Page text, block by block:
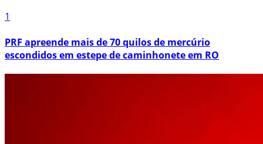
1
PRF apreende mais de 70 quilos de mercúrio
escondidos em estepe de caminhonete em RO